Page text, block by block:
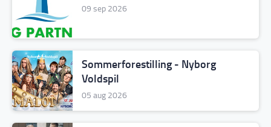
09 sep 2026
Sommerforestilling - Nyborg
Voldspil
05 aug 2026